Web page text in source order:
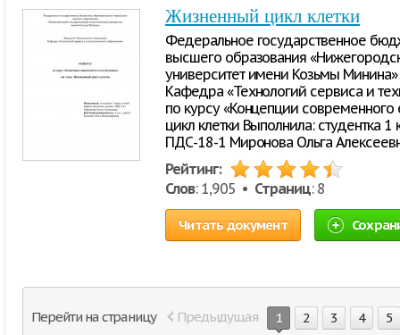
Жизненный цикл клетки
Федеральное государственное
высшего образования
университет имени Козьмы
Кафедра «Технологий сервиса и
по курсу «Концепции
цикл клетки Выполнила: студентка
ПДС-18-1 Миронова Ольга
Рейтинг:
Слов: 1,905 • Страниц: 8
Читать документ
Перейти на страницу Предыдущая 1 2 3 4 5